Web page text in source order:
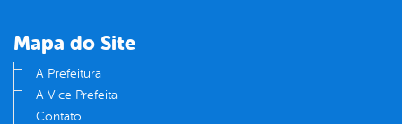
Mapa do Site
A Prefeitura
A Vice Prefeita
Contato